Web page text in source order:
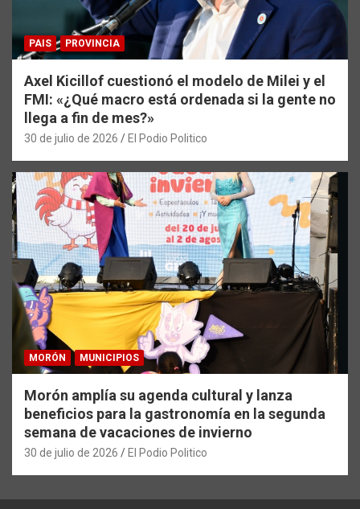
PAIS PROVINCIA
Axel Kicillof cuestionó el modelo de Milei y el
FMI: «¿Qué macro está ordenada si la gente no
llega a fin de mes?»
30 de julio de 2026 El Podio Politico
MORÓN MUNICIPIOS
Morón amplía su agenda cultural y lanza
beneficios para la gastronomía en la segunda
semana de vacaciones de invierno
30 de julio de 2026 El Podio Politico